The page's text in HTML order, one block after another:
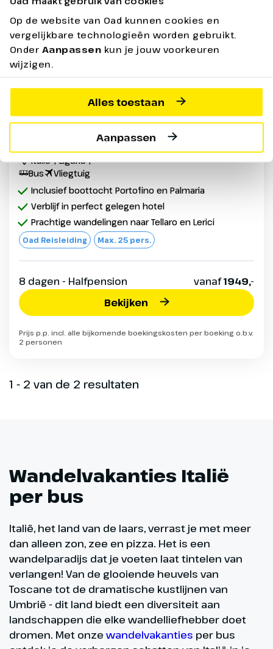
Op de website van Oad kunnen cookies en
vergelijkbare technologieën worden gebruikt.
Onder Aanpassen kun je jouw voorkeuren
wijzigen.
Alles toestaan
Aanpassen
Wandel- en excursiereis Cinque
Italië | Liguria |
Bus
Vliegtuig
Inclusief boottocht Portofino en Palmaria
Verblijf in perfect gelegen hotel
Prachtige wandelingen naar Tellaro en Lerici
Oad Reisleiding Max. 25 pers.
8 dagen - Halfpension vanaf1949,-
Bekijken
Prijs p.p. incl. alle bijkomende boekingskosten per boeking o.b.v.
2 personen
1 - 2 van de 2 resultaten
Wandelvakanties Italië
per bus
Italië, het land van de laars, verrast je met meer
dan alleen zon, zee en pizza. Het is een
wandelparadijs dat je voeten laat tintelen van
verlangen! Van de glooiende heuvels van
Toscane tot de dramatische kustlijnen van
Umbrië - dit land biedt een diversiteit aan
landschappen die elke wandelliefhebber doet
dromen. Met onze wandelvakanties per bus